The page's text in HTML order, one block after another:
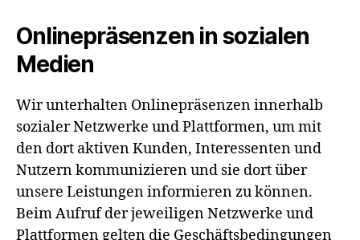
Onlinepräsenzen in sozialen
Medien
Wir unterhalten Onlinepräsenzen innerhalb
sozialer Netzwerke und Plattformen, um mit
den dort aktiven Kunden, Interessenten und
Nutzern kommunizieren und sie dort über
unsere Leistungen informieren zu können.
Beim Aufruf der jeweiligen Netzwerke und
Plattformen gelten die Geschäftsbedingungen